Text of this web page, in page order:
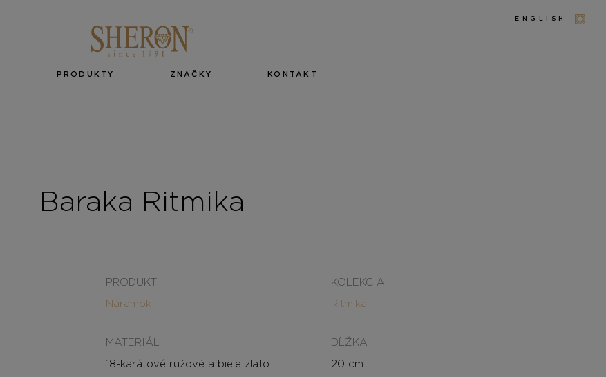
ENGLISH
PRODUKTY ZNAČKY KONTAKT
Baraka Ritmika
PRODUKT
Náramok
KOLEKCIA
Ritmika
MATERIÁL
18-karátové ružové a biele zlato
DĹŽKA
20 cm